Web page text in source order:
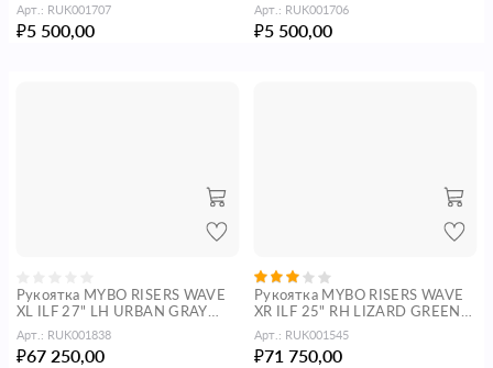
Арт.: RUK001707
₽5 500,00
Арт.: RUK001706
₽5 500,00
Рукоятка MYBO RISERS WAVE
XL ILF 27" LH URBAN GRAY
MATT TEXTURE
Арт.: RUK001838
₽67 250,00
Рукоятка MYBO RISERS WAVE
XR ILF 25" RH LIZARD GREEN
MATT TEXTURE
Арт.: RUK001545
₽71 750,00